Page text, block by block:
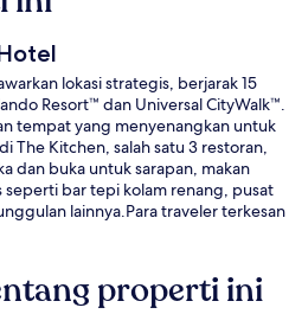
lokasi strategis, berjarak 15
Resort™ dan Universal CityWalk™.
tempat yang menyenangkan untuk
The Kitchen, salah satu 3 restoran,
dan buka untuk sarapan, makan
seperti bar tepi kolam renang, pusat
lainnya.Para traveler terkesan
properti ini